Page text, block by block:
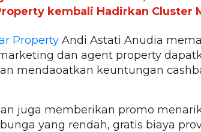
kembali Hadirkan Cluster
Property Andi Astati Anudia
dan agent property
mendaoatkan keuntungan
juga memberikan promo
yang rendah, gratis biaya